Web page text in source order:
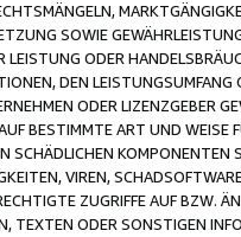
SOWIE
LEISTUNG ODER
DEN
ODER LIZENZGEBER
BESTIMMTE ART UND
SCHÄDLICHEN
VIREN,
ZUGRIFFE AUF BZW.
TEXTEN ODER SONSTIGEN